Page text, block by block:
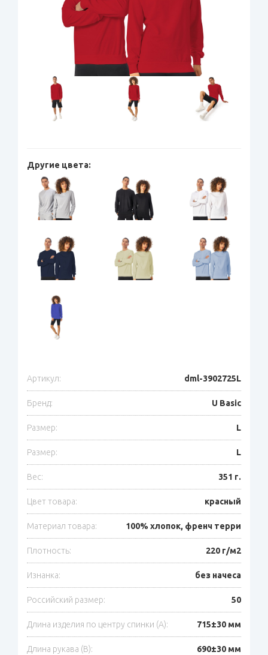
Другие цвета:
Артикул: dml-3902725L
Бренд: U Basic
Размер: L
Размер: L
Вес: 351 г.
Цвет товара: красный
Материал товара: 100% хлопок, френч терри
Плотность: 220 г/м2
Изнанка: без начеса
Российский размер: 50
Длина изделия по центру спинки (A): 715±30 мм
Длина рукава (B): 690±30 мм